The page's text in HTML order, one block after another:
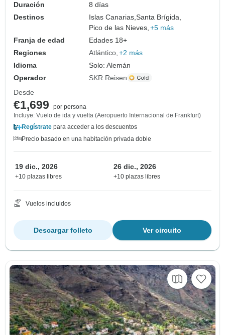
Duración
8 días
Destinos
Islas Canarias,Santa Brígida,
Pico de las Nieves, +5 más
Franja de edad
Edades 18+
Regiones
Atlántico +2 más
Idioma
Solo: Alemán
Operador
SKR Reisen
Desde
€1,699
por persona
Incluye: Vuelo de ida y vuelta (Aeropuerto Internacional de Frankfurt)
Regístrate para acceder a los descuentos
Precio basado en una habitación privada doble
19 dic., 2026
+10 plazas libres
26 dic., 2026
+10 plazas libres
Vuelos incluidos
Ver circuito
Descargar folleto